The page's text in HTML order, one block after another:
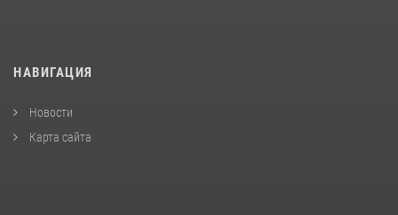
НАВИГАЦИЯ
Новости
Карта сайта